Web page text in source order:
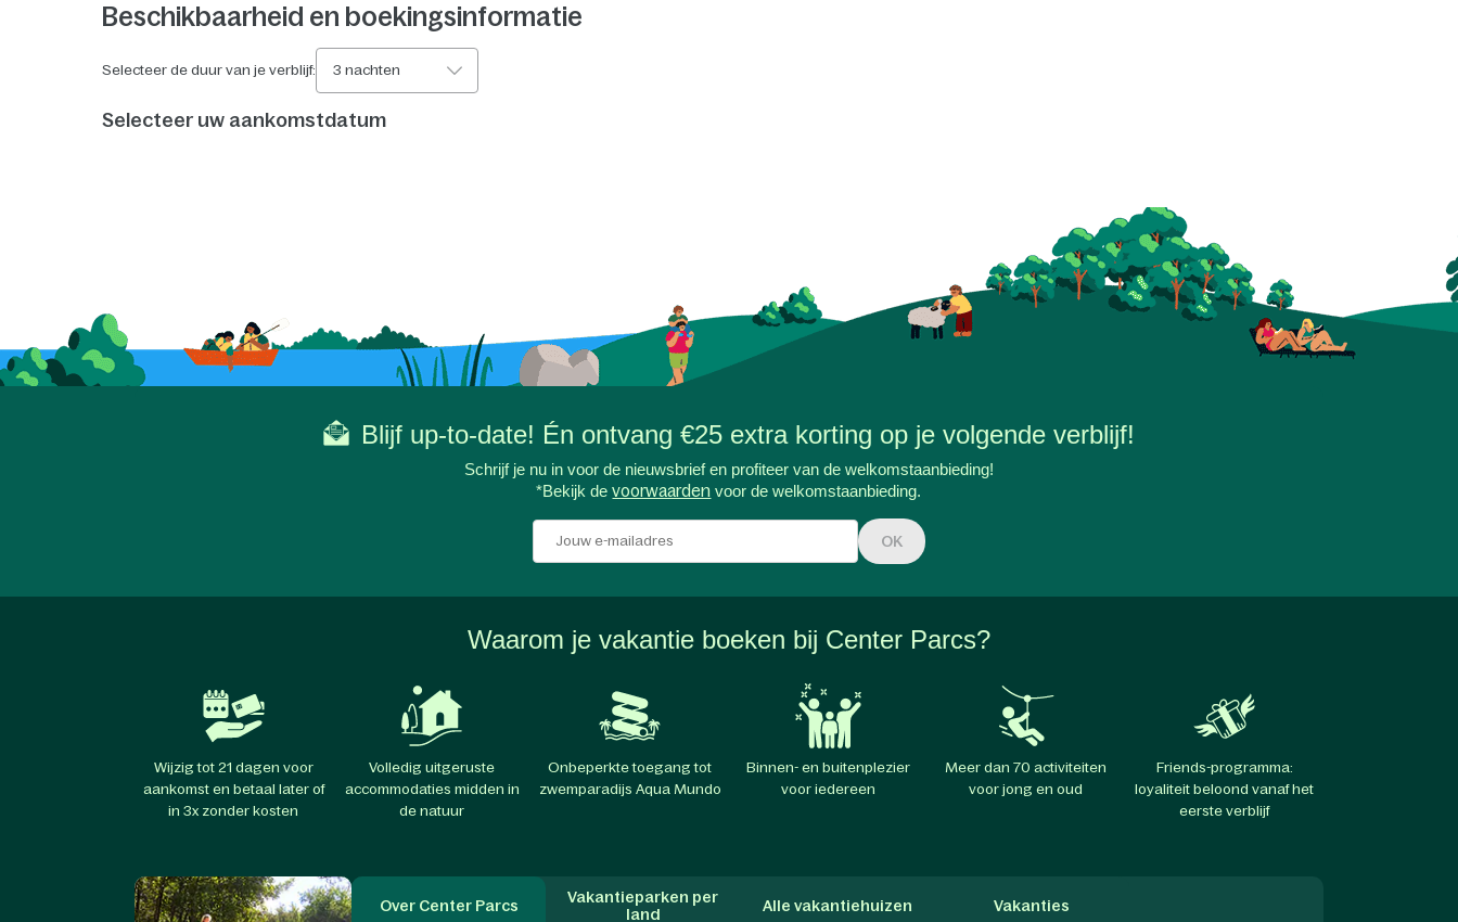
Beschikbaarheid en boekingsinformatie
Selecteer de duur van je verblijf: 3 nachten
Selecteer uw aankomstdatum
Blijf up-to-date! Én ontvang €25 extra korting op je volgende verblijf!
Schrijf je nu in voor de nieuwsbrief en profiteer van de welkomstaanbieding!
*Bekijk devoorwaarden voor de welkomstaanbieding.
OK
Waarom je vakantie boeken bij Center Parcs?
Wijzig tot 21 dagen voor
aankomst en betaal later of
in 3x zonder kosten
Volledig uitgeruste
accommodaties midden in
de natuur
Onbeperkte toegang tot
zwemparadijs Aqua Mundo
Binnen- en buitenplezier
voor iedereen
Meer dan 70 activiteiten
voor jong en oud
Friends-programma:
loyaliteit beloond vanaf het
eerste verblijf
Over Center Parcs
Vakantieparken per
land
Alle vakantiehuizen Vakanties